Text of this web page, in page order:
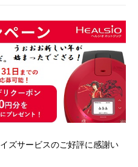
ズサービスのご好評に感謝い